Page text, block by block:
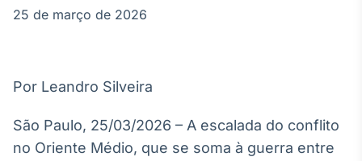
no Brasil
25 de março de 2026
Por Leandro Silveira
São Paulo, 25/03/2026 – A escalada do conflito
no Oriente Médio, que se soma à guerra entre